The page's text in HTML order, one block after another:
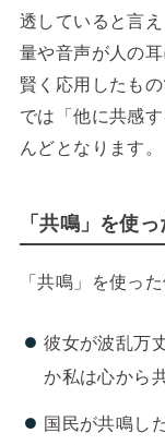
透していると言
量や音声が人の
賢く応用したも
では「他に共感
んどとなります。
「共鳴」を使
「共鳴」を使っ
彼女が波乱万
か私は心から
国民が共鳴し